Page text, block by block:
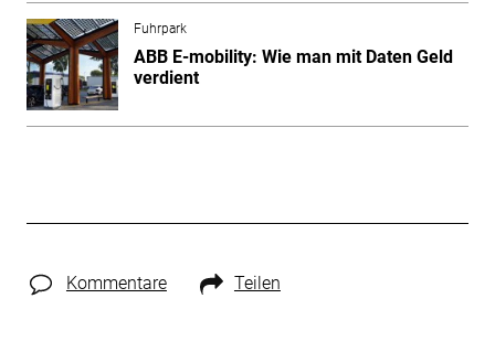
Fuhrpark
ABB E-mobility: Wie man mit Daten Geld
verdient
Kommentare Teilen